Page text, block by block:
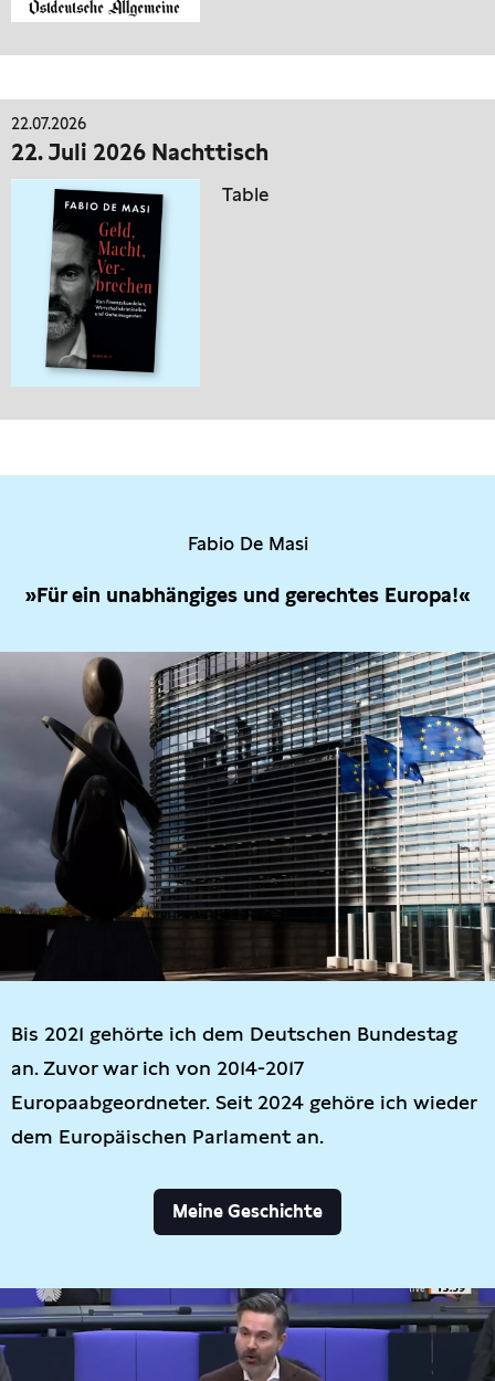
22.07.2026
22. Juli 2026 Nachttisch
Table
Fabio De Masi
»Für ein unabhängiges und gerechtes Europa!«
Bis 2021 gehörte ich dem Deutschen Bundestag
an. Zuvor war ich von 2014-2017
Europaabgeordneter. Seit 2024 gehöre ich wieder
dem Europäischen Parlament an.
Meine Geschichte